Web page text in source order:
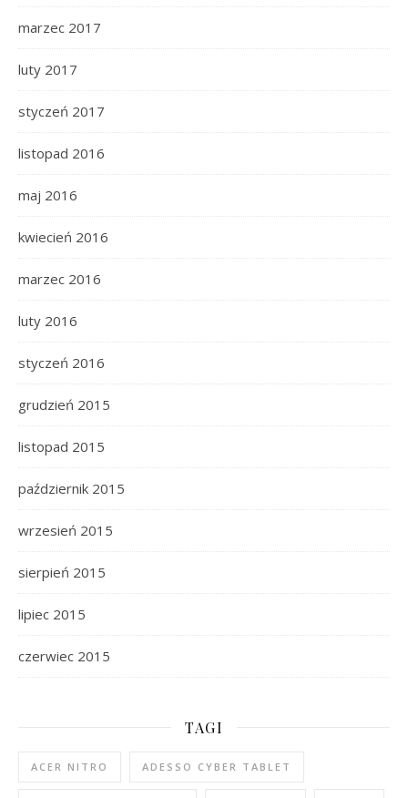
marzec 2017
luty 2017
styczeń 2017
listopad 2016
maj 2016
kwiecień 2016
marzec 2016
luty 2016
styczeń 2016
grudzień 2015
listopad 2015
październik 2015
wrzesień 2015
sierpień 2015
lipiec 2015
czerwiec 2015
TAGI
ACER NITRO ADESSO CYBER TABLET